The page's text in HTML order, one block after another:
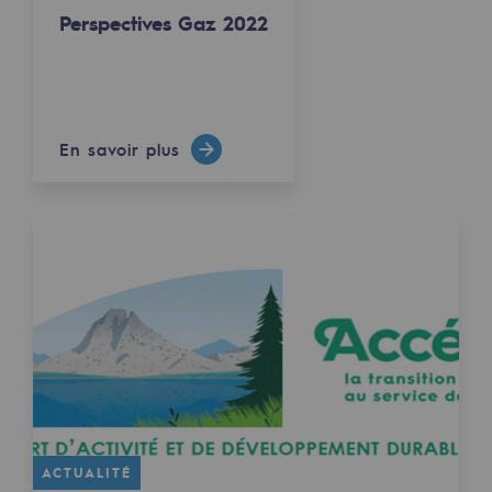
Sécurité et cybersécurité
CADRE, le programme gouvernance
Organisation
Éthique et conformité
Achats responsables
Fonds de dotation
Perspectives Gaz 2022
En savoir plus
ACTUALITÉ